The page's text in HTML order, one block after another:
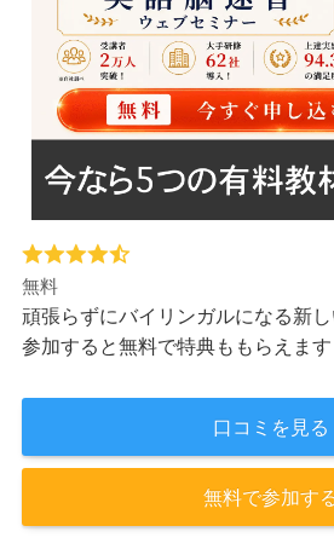
無料
頑張らずにバイリンガルになる新
参加すると無料で特典ももらえます
口コミを見る
無料で参加す